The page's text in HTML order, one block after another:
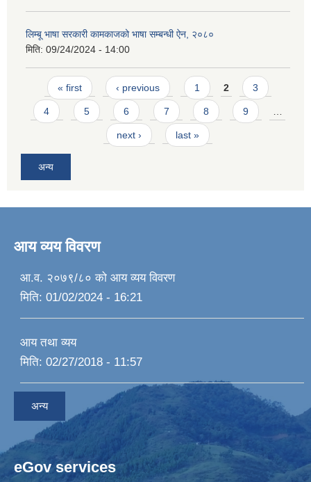
लिम्बू भाषा सरकारी कामकाजको भाषा सम्बन्धी ऐन, २०८०
मिति: 09/24/2024 - 14:00
Pages
« first ‹ previous 1 2 3
4 5 6 7 8 9
next › last »
अन्य
आय व्यय विवरण
आ.व. २०७९/८० को आय व्यय विवरण
मिति: 01/02/2024 - 16:21
आय तथा व्यय
मिति: 02/27/2018 - 11:57
अन्य
eGov services